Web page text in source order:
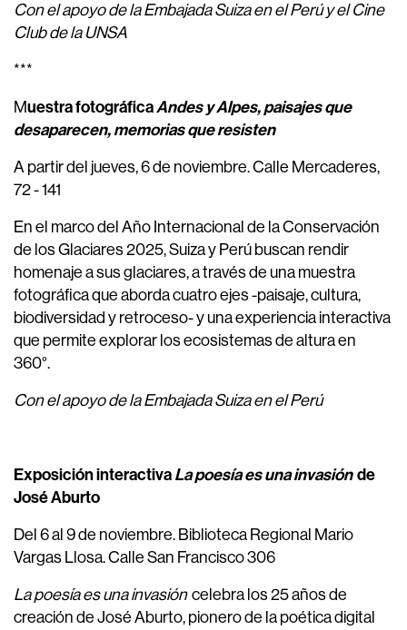
Con el apoyo de la Embajada Suiza en el Perú y el Cine
Club de la UNSA
***
Muestra fotográficaAndes y Alpes, paisajes que
desaparecen, memorias que resisten
A partir del jueves, 6 de noviembre. Calle Mercaderes,
72 - 141
En el marco del Año Internacional de la Conservación
de los Glaciares 2025, Suiza y Perú buscan rendir
homenaje a sus glaciares, a través de una muestra
fotográfica que aborda cuatro ejes -paisaje, cultura,
biodiversidad y retroceso- y una experiencia interactiva
que permite explorar los ecosistemas de altura en
360°.
Con el apoyo de la Embajada Suiza en el Perú
Exposición interactivaLa poesía es una invasiónde
José Aburto
Del 6 al 9 de noviembre. Biblioteca Regional Mario
Vargas Llosa. Calle San Francisco 306
La poesía es una invasión celebra los 25 años de
creación de José Aburto, pionero de la poética digital